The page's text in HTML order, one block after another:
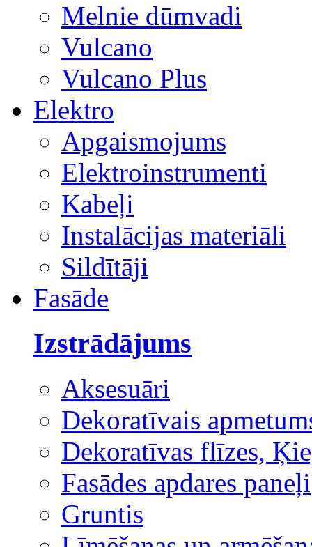
Melnie dūmvadi
Vulcano
Vulcano Plus
Elektro
Apgaismojums
Elektroinstrumenti
Kabeļi
Instalācijas materiāli
Sildītāji
Fasāde
Izstrādājums
Aksesuāri
Dekoratīvais
Dekoratīvas flīzes,
Fasādes apdares paneļi
Gruntis